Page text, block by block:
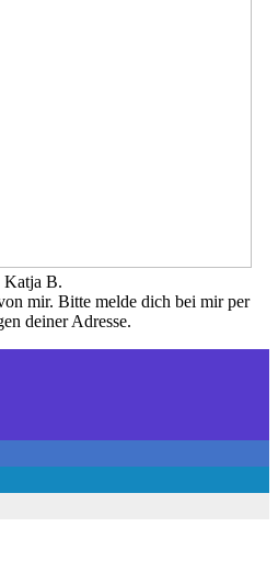
Katja B.
mir. Bitte melde dich bei mir per
deiner Adresse.